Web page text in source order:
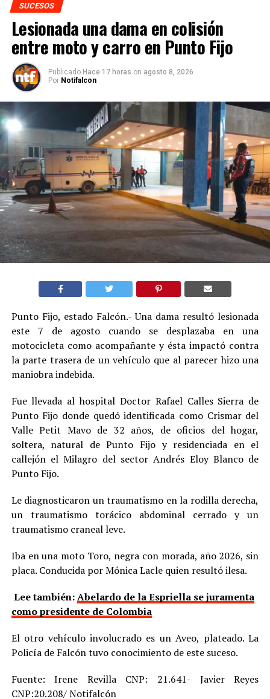
SUCESOS
Lesionada una dama en colisión
entre moto y carro en Punto Fijo
Publicado Hace 17 horas on agosto 8, 2026
Por Notifalcon
Punto Fijo, estado Falcón.- Una dama resultó lesionada
este 7 de agosto cuando se desplazaba en una
motocicleta como acompañante y ésta impactó contra
la parte trasera de un vehículo que al parecer hizo una
maniobra indebida.
Fue llevada al hospital Doctor Rafael Calles Sierra de
Punto Fijo donde quedó identificada como Crismar del
Valle Petit Mavo de 32 años, de oficios del hogar,
soltera, natural de Punto Fijo y residenciada en el
callejón el Milagro del sector Andrés Eloy Blanco de
Punto Fijo.
Le diagnosticaron un traumatismo en la rodilla derecha,
un traumatismo torácico abdominal cerrado y un
traumatismo craneal leve.
Iba en una moto Toro, negra con morada, año 2026, sin
placa. Conducida por Mónica Lacle quien resultó ilesa.
Lee también:Abelardo de la Espriella se juramenta
como presidente de Colombia
El otro vehículo involucrado es un Aveo, plateado. La
Policía de Falcón tuvo conocimiento de este suceso.
Fuente: Irene Revilla CNP: 21.641- Javier Reyes
CNP:20.208/ Notifalcón